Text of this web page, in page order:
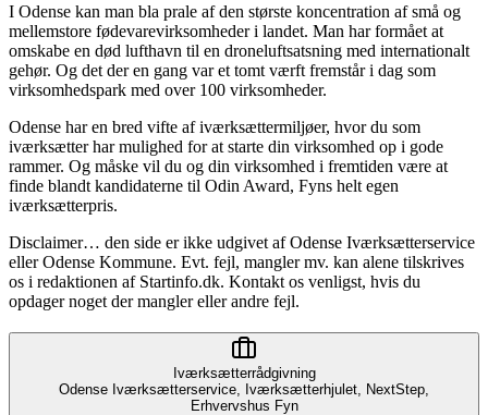
I Odense kan man bla prale af den største koncentration af små og
mellemstore fødevarevirksomheder i landet. Man har formået at
omskabe en død lufthavn til en droneluftsatsning med internationalt
gehør. Og det der en gang var et tomt værft fremstår i dag som
virksomhedspark med over 100 virksomheder.
Odense har en bred vifte af iværksættermiljøer, hvor du som
iværksætter har mulighed for at starte din virksomhed op i gode
rammer. Og måske vil du og din virksomhed i fremtiden være at
finde blandt kandidaterne til Odin Award, Fyns helt egen
iværksætterpris.
Disclaimer… den side er ikke udgivet af Odense Iværksætterservice
eller Odense Kommune. Evt. fejl, mangler mv. kan alene tilskrives
os i redaktionen af Startinfo.dk. Kontakt os venligst, hvis du
opdager noget der mangler eller andre fejl.
Iværksætterrådgivning
Odense Iværksætterservice, Iværksætterhjulet, NextStep,
Erhvervshus Fyn